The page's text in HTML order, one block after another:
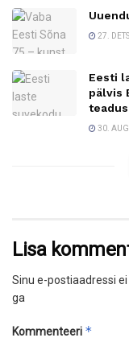
27.
Eesti
pälvis
30.
Lisa
Sinu e-postiaadressi
ga
Kommenteeri *